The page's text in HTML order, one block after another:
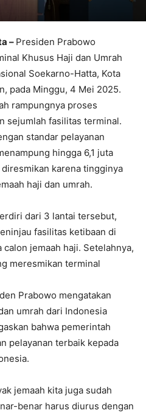
– Presiden Prabowo
Khusus Haji dan Umrah
Soekarno-Hatta, Kota
pada Minggu, 4 Mei 2025.
rampungnya proses
sejumlah fasilitas terminal.
standar pelayanan
hingga 6,1 juta
karena tingginya
haji dan umrah.
dari 3 lantai tersebut,
fasilitas ketibaan di
jemaah haji. Setelahnya,
meresmikan terminal
Prabowo mengatakan
umrah dari Indonesia
bahwa pemerintah
pelayanan terbaik kepada
jemaah kita juga sudah
benar harus diurus dengan